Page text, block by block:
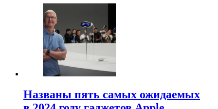
Названы пять самых ожидаемых